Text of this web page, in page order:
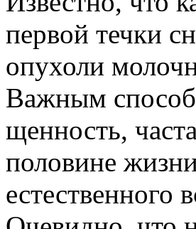
первой течки
опухоли
Важным
щенность,
половине
естественного